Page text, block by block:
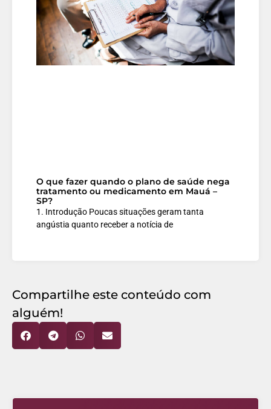
O que fazer quando o plano de saúde nega
tratamento ou medicamento em Mauá –
SP?
1. Introdução Poucas situações geram tanta
angústia quanto receber a notícia de
Compartilhe este conteúdo com
alguém!